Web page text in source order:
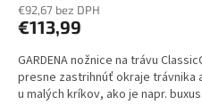
€92,67 bez DPH
€113,99
GARDENA nožnice na trávu
presne zastrihnúť okraje trávnika
u malých kríkov, ako je napr.